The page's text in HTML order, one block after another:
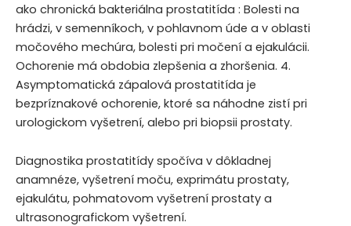
ako chronická bakteriálna prostatitída : Bolesti na
hrádzi, v semenníkoch, v pohlavnom úde a v oblasti
močového mechúra, bolesti pri močení a ejakulácii.
Ochorenie má obdobia zlepšenia a zhoršenia. 4.
Asymptomatická zápalová prostatitída je
bezpríznakové ochorenie, ktoré sa náhodne zistí pri
urologickom vyšetrení, alebo pri biopsii prostaty.
Diagnostika prostatitídy spočíva v dôkladnej
anamnéze, vyšetrení moču, exprimátu prostaty,
ejakulátu, pohmatovom vyšetrení prostaty a
ultrasonografickom vyšetrení.